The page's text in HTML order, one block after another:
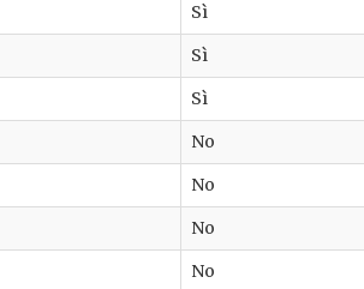
Sì
Sì
Sì
No
No
No
No